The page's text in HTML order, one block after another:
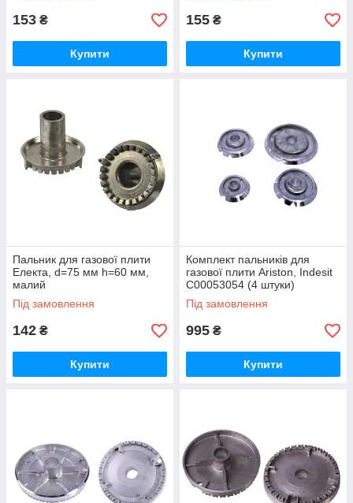
153 ₴
Купити
155 ₴
Купити
Пальник для газової плити
Електа, d=75 мм h=60 мм,
малий
Під замовлення
142 ₴
Купити
Комплект пальників для
газової плити Ariston, Indesit
C00053054 (4 штуки)
Під замовлення
995 ₴
Купити